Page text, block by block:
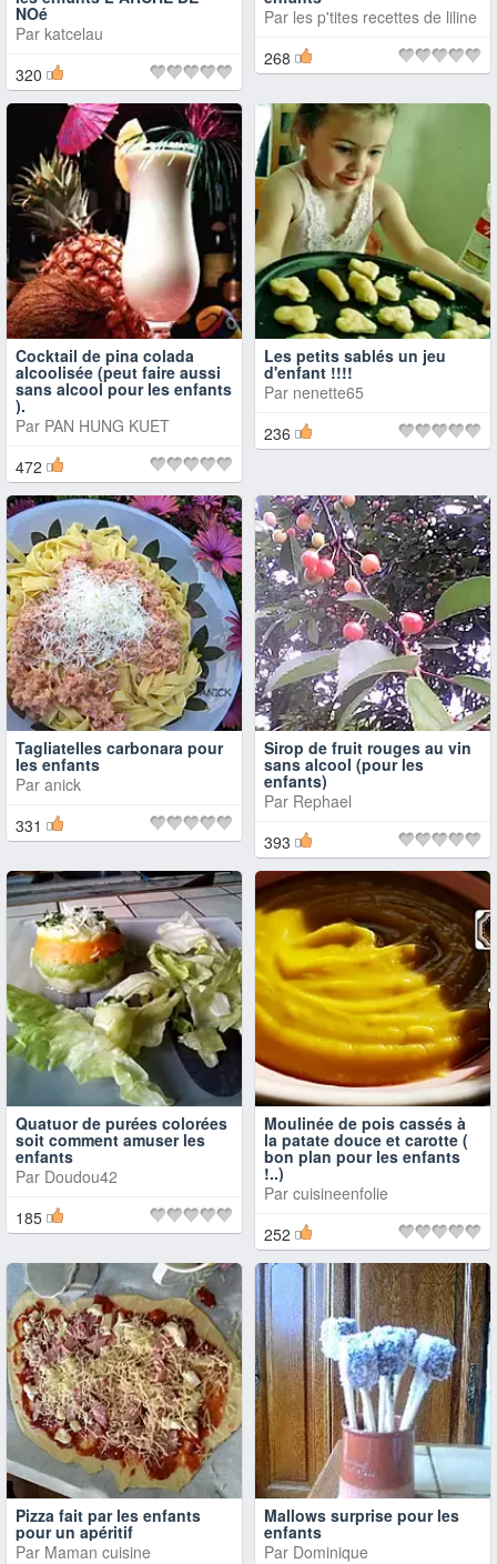
NOé
Par katcelau
320
Par les p'tites recettes de liline
268
Cocktail de pina colada
alcoolisée (peut faire aussi
sans alcool pour les enfants
).
Par PAN HUNG KUET
472
Les petits sablés un jeu
d'enfant !!!!
Par nenette65
236
Tagliatelles carbonara pour
les enfants
Par anick
331
Sirop de fruit rouges au vin
sans alcool (pour les
enfants)
Par Rephael
393
Quatuor de purées colorées
soit comment amuser les
enfants
Par Doudou42
185
Moulinée de pois cassés à
la patate douce et carotte (
bon plan pour les enfants
!..)
Par cuisineenfolie
252
Pizza fait par les enfants
pour un apéritif
Par Maman cuisine
Mallows surprise pour les
enfants
Par Dominique